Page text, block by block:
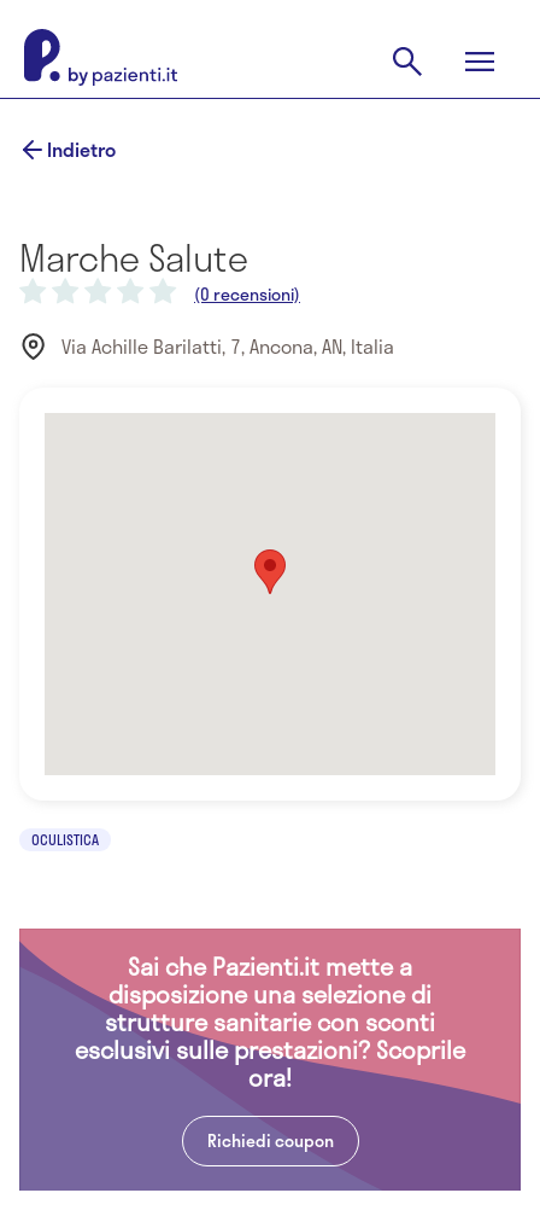
Indietro
Marche Salute
(0 recensioni)
Via Achille Barilatti, 7, Ancona, AN, Italia
OCULISTICA
Sai che Pazienti.it mette a
disposizione una selezione di
strutture sanitarie con sconti
esclusivi sulle prestazioni? Scoprile
ora!
Richiedi coupon